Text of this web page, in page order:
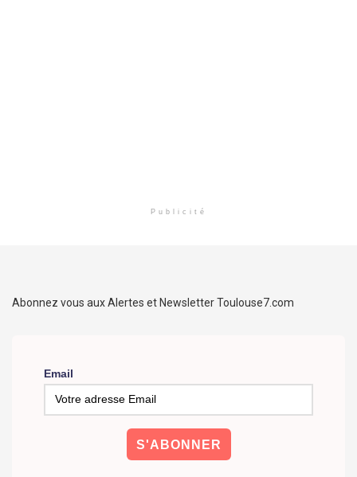
Publicité
Abonnez vous aux Alertes et Newsletter Toulouse7.com
Email